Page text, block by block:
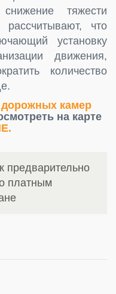
тяжести
что
установку
движения,
количество
дорожных камер
на карте
предварительно
платным